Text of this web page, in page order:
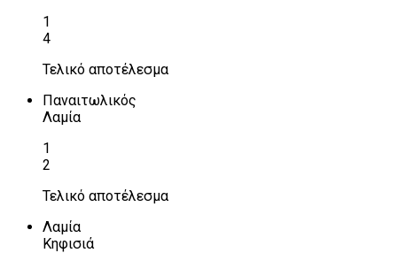
1
4
Τελικό αποτέλεσμα
Παναιτωλικός
Λαμία
1
2
Τελικό αποτέλεσμα
Λαμία
Κηφισιά